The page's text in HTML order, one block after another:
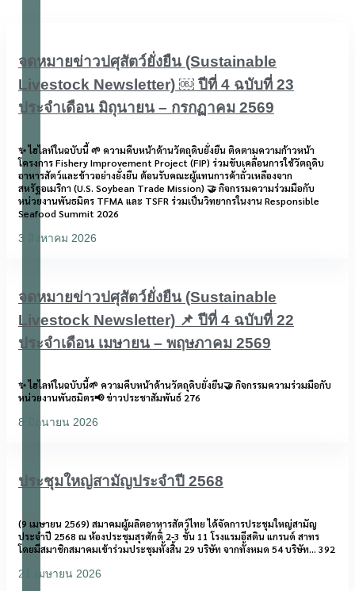
จดหมายข่าวปศุสัตว์ยั่งยืน (Sustainable
Livestock Newsletter) ￼ ปีที่ 4 ฉบับที่ 23
ประจำเดือน มิถุนายน – กรกฏาคม 2569
3 สิงหาคม 2026
✨ ไฮไลท์ในฉบับนี้ 🌱 ความคืบหน้าด้านวัตถุดิบยั่งยืน ติดตามความก้าวหน้า
โครงการ Fishery Improvement Project (FIP) ร่วมขับเคลื่อนการใช้วัตถุดิบ
อาหารสัตว์และข้าวอย่างยั่งยืน ต้อนรับคณะผู้แทนการค้าถั่วเหลืองจาก
สหรัฐอเมริกา (U.S. Soybean Trade Mission) 🤝 กิจกรรมความร่วมมือกับ
หน่วยงานพันธมิตร TFMA และ TSFR ร่วมเป็นวิทยากรในงาน Responsible
Seafood Summit 2026
จดหมายข่าวปศุสัตว์ยั่งยืน (Sustainable
Livestock Newsletter) 📌 ปีที่ 4 ฉบับที่ 22
ประจำเดือน เมษายน – พฤษภาคม 2569
8 มิถุนายน 2026
✨ ไฮไลท์ในฉบับนี้🌱 ความคืบหน้าด้านวัตถุดิบยั่งยืน🤝 กิจกรรมความร่วมมือกับ
หน่วยงานพันธมิตร📢 ข่าวประชาสัมพันธ์ 276
ประชุมใหญ่สามัญประจำปี 2568
21 เมษายน 2026
(9 เมษายน 2569) สมาคมผู้ผลิตอาหารสัตว์ไทย ได้จัดการประชุมใหญ่สามัญ
ประจำปี 2568 ณ ห้องประชุมสุรศักดิ์ 2-3 ชั้น 11 โรงแรมอีสติน แกรนด์ สาทร
โดยมีสมาชิกสมาคมเข้าร่วมประชุมทั้งสิ้น 29 บริษัท จากทั้งหมด 54 บริษัท… 392